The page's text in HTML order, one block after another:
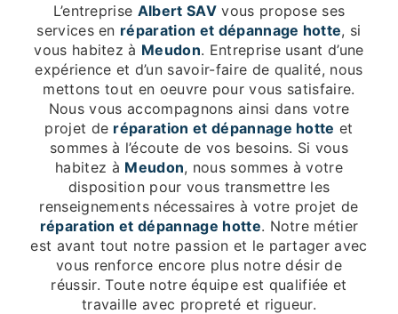
L’entreprise Albert SAVvous propose ses
services en réparation et dépannage hotte, si
vous habitez à Meudon. Entreprise usant d’une
expérience et d’un savoir-faire de qualité, nous
mettons tout en oeuvre pour vous satisfaire.
Nous vous accompagnons ainsi dans votre
projet de réparation et dépannage hotte et
sommes à l’écoute de vos besoins. Si vous
habitez à Meudon, nous sommes à votre
disposition pour vous transmettre les
renseignements nécessaires à votre projet de
réparation et dépannage hotte. Notre métier
est avant tout notre passion et le partager avec
vous renforce encore plus notre désir de
réussir. Toute notre équipe est qualifiée et
travaille avec propreté et rigueur.